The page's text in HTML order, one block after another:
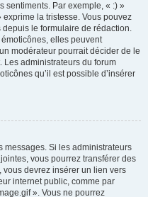
sentiments. Par exemple, « :) »
la tristesse. Vous pouvez
le formulaire de rédaction.
elles peuvent
modérateur pourrait décider de le
Les administrateurs du forum
qu’il est possible d’insérer
messages. Si les administrateurs
vous pourrez transférer des
devrez insérer un lien vers
internet public, comme par
». Vous ne pourrez